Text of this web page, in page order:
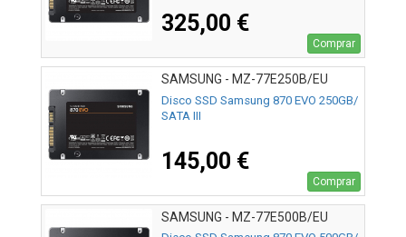
325,00 €
Comprar
SAMSUNG - MZ-77E250B/EU
Disco SSD Samsung 870 EVO 250GB/
SATA III
145,00 €
Comprar
SAMSUNG - MZ-77E500B/EU